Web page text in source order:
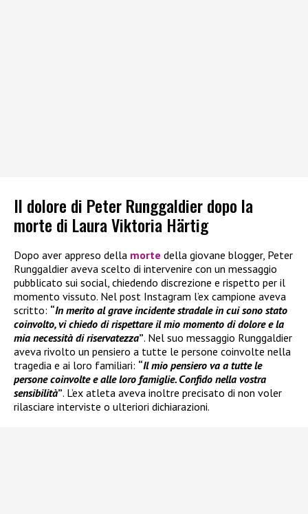
Il dolore di Peter Runggaldier dopo la
morte di Laura Viktoria Härtig
Dopo aver appreso della morte della giovane blogger, Peter
Runggaldier aveva scelto di intervenire con un messaggio
pubblicato sui social, chiedendo discrezione e rispetto per il
momento vissuto. Nel post Instagram l’ex campione aveva
scritto: “In merito al grave incidente stradale in cui sono stato
coinvolto, vi chiedo di rispettare il mio momento di dolore e la
mia necessità di riservatezza”. Nel suo messaggio Runggaldier
aveva rivolto un pensiero a tutte le persone coinvolte nella
tragedia e ai loro familiari: “Il mio pensiero va a tutte le
persone coinvolte e alle loro famiglie. Confido nella vostra
sensibilità”. L’ex atleta aveva inoltre precisato di non voler
rilasciare interviste o ulteriori dichiarazioni.